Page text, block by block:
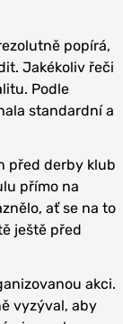
popírá,
Jakékoliv řeči
Podle
standardní a
před derby klub
přímo na
ať se na to
ještě před
akci.
vyzýval, aby